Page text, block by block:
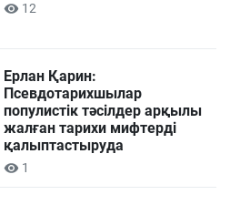
12
Ерлан Қарин:
Псевдотарихшылар
популистік тәсілдер арқылы
жалған тарихи мифтерді
қалыптастыруда
1